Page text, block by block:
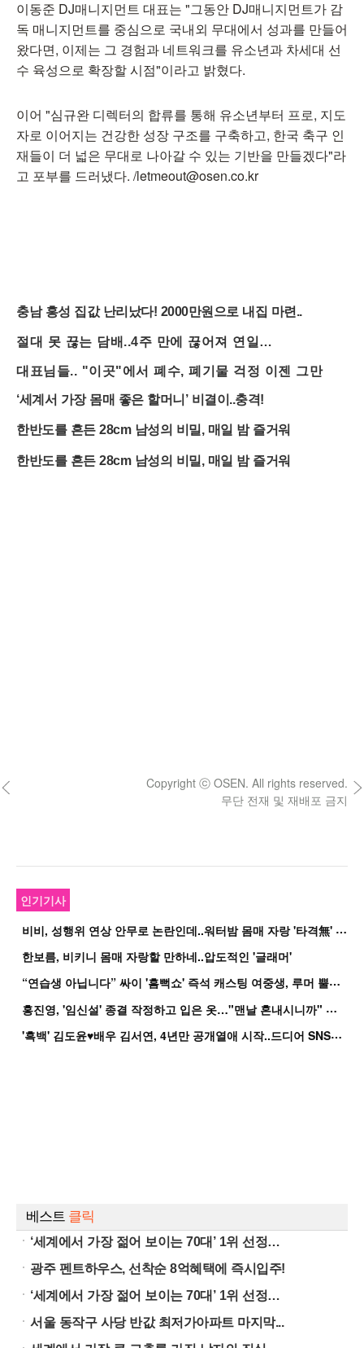
이동준 DJ매니지먼트 대표는 "그동안 DJ매니지먼트가 감
독 매니지먼트를 중심으로 국내외 무대에서 성과를 만들어
왔다면, 이제는 그 경험과 네트워크를 유소년과 차세대 선
수 육성으로 확장할 시점"이라고 밝혔다.
이어 "심규완 디렉터의 합류를 통해 유소년부터 프로, 지도
자로 이어지는 건강한 성장 구조를 구축하고, 한국 축구 인
재들이 더 넓은 무대로 나아갈 수 있는 기반을 만들겠다"라
고 포부를 드러냈다. /letmeout@osen.co.kr
Copyright ⓒ OSEN. All rights reserved.
무단 전재 및 재배포 금지
인기기사
비
비, 성행위 연상 안무로 논란인데..워터밤 몸매 자랑 '타격無' 근황
한보름, 비키니 몸매 자랑할 만하네..압도적인 '글래머'
“
연습생 아닙니다” 싸이 '흠뻑쇼' 즉석 캐스팅 여중생, 루머 뿔났다[Oh!쎈 이...
홍
진영, '임신설' 종결 작정하고 입은 옷…"맨날 혼내시니까" 억울
'
흑백' 김도윤♥배우 김서연, 4년만 공개열애 시작..드디어 SNS에 노출 [핫피...